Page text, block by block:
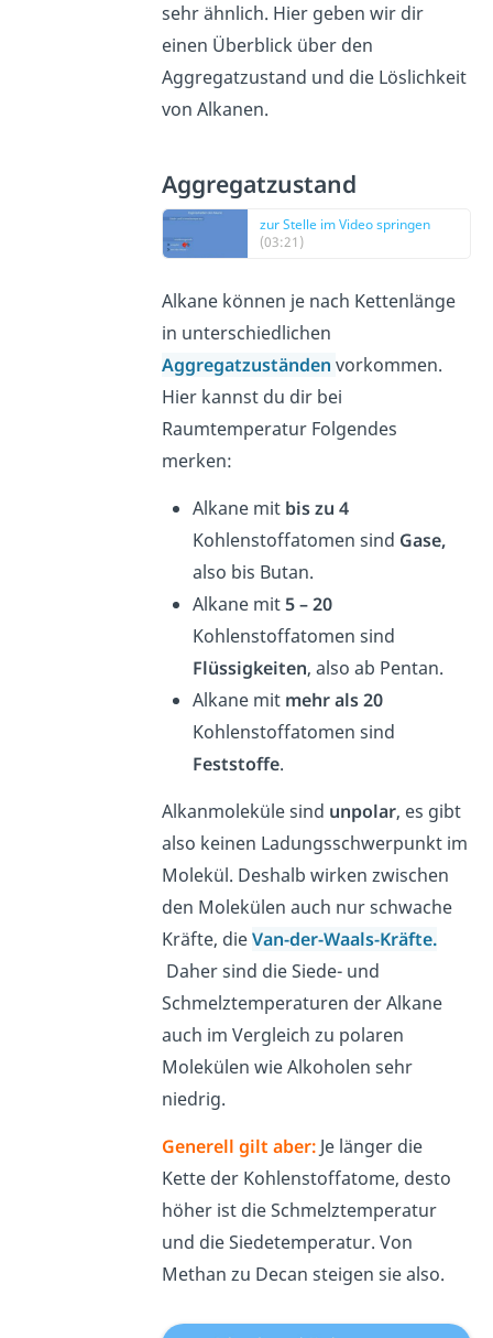
sehr ähnlich. Hier geben wir dir
einen Überblick über den
Aggregatzustand und die Löslichkeit
von Alkanen.
Aggregatzustand
zur Stelle im Video springen
(03:21)
Alkane können je nach Kettenlänge
in unterschiedlichen
Aggregatzuständenvorkommen.
Hier kannst du dir bei
Raumtemperatur Folgendes
merken:
Alkane mit bis zu 4
Kohlenstoffatomen sind Gase,
also bis Butan.
Alkane mit5 – 20
Kohlenstoffatomen sind
Flüssigkeiten, also ab Pentan.
Alkane mit mehr als 20
Kohlenstoffatomen sind
Feststoffe.
Alkanmoleküle sind unpolar, es gibt
also keinen Ladungsschwerpunkt im
Molekül. Deshalb wirken zwischen
den Molekülen auch nur schwache
Kräfte, dieVan-der-Waals-Kräfte.
Daher sind die Siede- und
Schmelztemperaturen der Alkane
auch im Vergleich zu polaren
Molekülen wie Alkoholen sehr
niedrig.
Generell gilt aber: Je länger die
Kette der Kohlenstoffatome, desto
höher ist die Schmelztemperatur
und die Siedetemperatur. Von
Methan zu Decan steigen sie also.